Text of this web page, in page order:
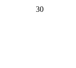
30